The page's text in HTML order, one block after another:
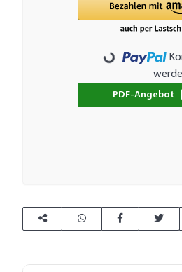
Loading... PDF-Angebot